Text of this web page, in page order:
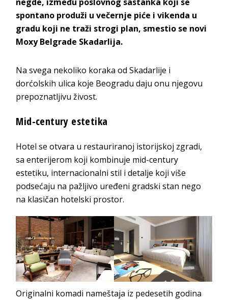
spontano produži u večernje piće i vikenda u
gradu koji ne traži strogi plan, smestio se novi
Moxy Belgrade Skadarlija.
Na svega nekoliko koraka od Skadarlije i
dorćolskih ulica koje Beogradu daju onu njegovu
prepoznatljivu živost.
Mid-century estetika
Hotel se otvara u restauriranoj istorijskoj zgradi,
sa enterijerom koji kombinuje mid-century
estetiku, internacionalni stil i detalje koji više
podsećaju na pažljivo uređeni gradski stan nego
na klasičan hotelski prostor.
Originalni komadi nameštaja iz pedesetih godina